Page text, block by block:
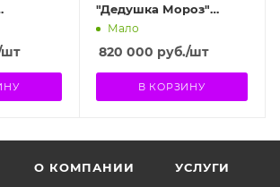
"Дедушка Мороз"
270х170х170 см
Мало
820 000 руб./шт
В КОРЗИНУ
О КОМПАНИИ УСЛУГИ